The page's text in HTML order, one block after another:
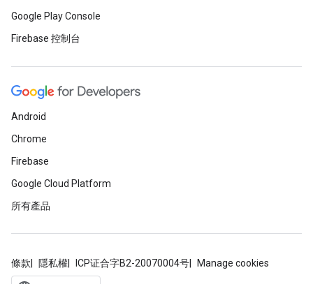
Google Play Console
Firebase 控制台
Android
Chrome
Firebase
Google Cloud Platform
所有產品
條款 隱私權 ICP证合字B2-20070004号 Manage cookies